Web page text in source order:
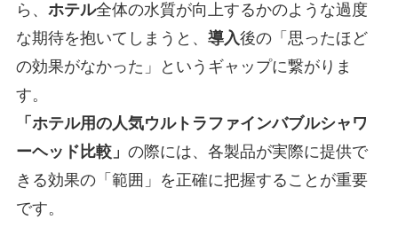
ら、 ホテル全体の水質が向上するかのような過度
な期待を抱いてしまうと、 導入後の「思ったほど
の効果がなかった」というギャップに繋がりま
す。
「ホテル用の人気ウルトラファインバブルシャワ
ーヘッド比較」 の際には、各製品が実際に提供で
きる効果の「範囲」を正確に把握することが重要
です。